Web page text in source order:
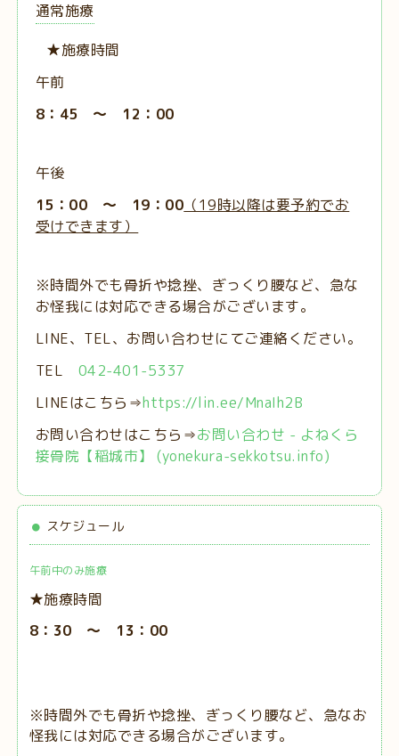
通常施療
★施療時間
午前
8：45 ～ 12：00
午後
15：00 ～ 19：00 （19時以降は要予約でお
受けできます）
※時間外でも骨折や捻挫、ぎっくり腰など、急な
お怪我には対応できる場合がございます。
LINE、TEL、お問い合わせにてご連絡ください。
TEL 042-401-5337
LINEはこちら⇒https://lin.ee/MnaIh2B
お問い合わせはこちら⇒お問い合わせ - よねくら
接骨院【稲城市】 (yonekura-sekkotsu.info)
スケジュール
午前中のみ施療
★施療時間
8：30 ～ 13：00
※時間外でも骨折や捻挫、ぎっくり腰など、急なお
怪我には対応できる場合がございます。